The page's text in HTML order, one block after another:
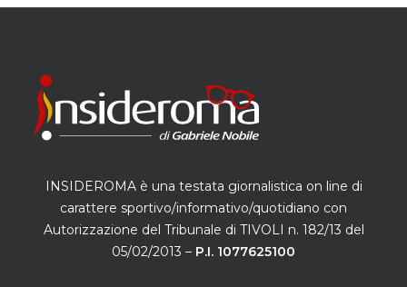
INSIDEROMA è una testata giornalistica on line di
carattere sportivo/informativo/quotidiano con
Autorizzazione del Tribunale di TIVOLI n. 182/13 del
05/02/2013 – P.I. 1077625100